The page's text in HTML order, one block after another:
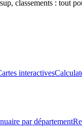
classements : tout
interactives
par département